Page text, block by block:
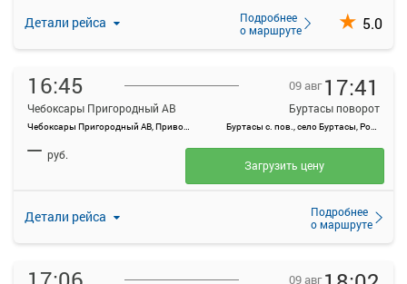
Детали рейса
Подробнее
о маршруте
5.0
16:45
Чебоксары Пригородный АВ
Чебоксары Пригородный АВ, Привокзальная ул., 3
09 авг 17:41
Буртасы поворот
Буртасы с. пов., село Буртасы, Россия
Детали рейса
Подробнее
о маршруте
— руб.
Загрузить цену
09 авг